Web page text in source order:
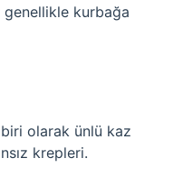
genellikle kurbağa
biri olarak ünlü kaz
krepleri.